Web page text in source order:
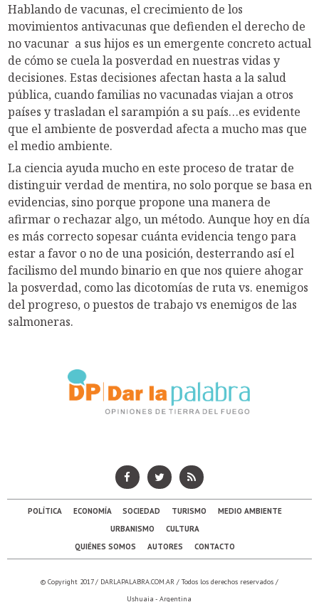
Hablando de vacunas, el crecimiento de los
movimientos antivacunas que defienden el derecho de
no vacunar a sus hijos es un emergente concreto actual
de cómo se cuela la posverdad en nuestras vidas y
decisiones. Estas decisiones afectan hasta a la salud
pública, cuando familias no vacunadas viajan a otros
países y trasladan el sarampión a su país…es evidente
que el ambiente de posverdad afecta a mucho mas que
el medio ambiente.
La ciencia ayuda mucho en este proceso de tratar de
distinguir verdad de mentira, no solo porque se basa en
evidencias, sino porque propone una manera de
afirmar o rechazar algo, un método. Aunque hoy en día
es más correcto sopesar cuánta evidencia tengo para
estar a favor o no de una posición, desterrando así el
facilismo del mundo binario en que nos quiere ahogar
la posverdad, como las dicotomías de ruta vs. enemigos
del progreso, o puestos de trabajo vs enemigos de las
salmoneras.
POLÍTICA ECONOMÍA SOCIEDAD TURISMO
MEDIO AMBIENTE
URBANISMO
CULTURA
QUIÉNES SOMOS
AUTORES CONTACTO
© Copyright 2017 / DARLAPALABRA.COM.AR/ Todos los derechos reservados /
Ushuaia - Argentina